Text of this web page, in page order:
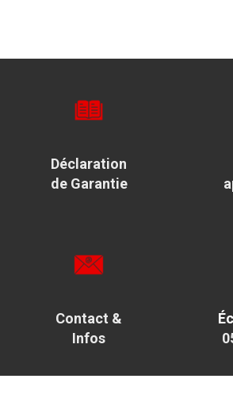
Déclaration
de Garantie
Contact &
Infos